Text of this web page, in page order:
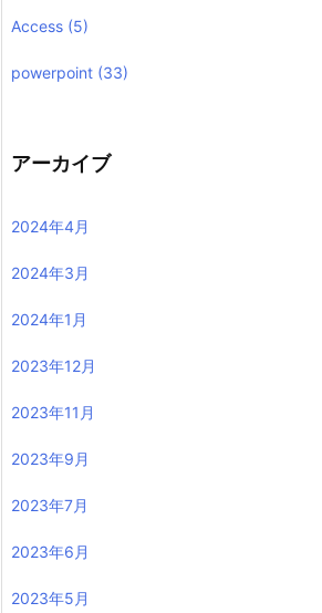
Access (5)
powerpoint (33)
アーカイブ
2024年4月
2024年3月
2024年1月
2023年12月
2023年11月
2023年9月
2023年7月
2023年6月
2023年5月